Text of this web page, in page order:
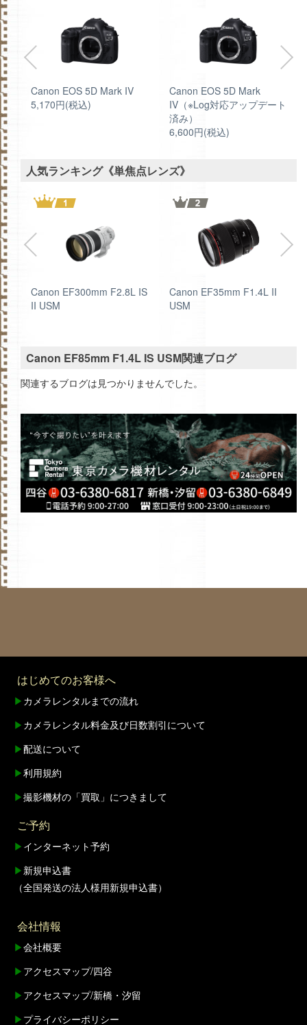
Canon EOS 5D Mark IV
5,170円(税込)
Canon EOS 5D Mark
IV（※Log対応アップデート
済み）
6,600円(税込)
人気ランキング《単焦点レンズ》
Canon EF300mm F2.8L IS
II USM
Canon EF35mm F1.4L II
USM
Canon EF85mm F1.4L IS USM関連ブログ
関連するブログは見つかりませんでした。
はじめてのお客様へ
▶ カメラレンタルまでの流れ
▶ カメラレンタル料金及び日数割引について
▶配送について
▶利用規約
▶撮影機材の「買取」につきまして
ご予約
▶ インターネット予約
▶ 新規申込書
（全国発送の法人様用新規申込書）
会社情報
▶会社概要
▶ アクセスマップ/四谷
▶ アクセスマップ/新橋・汐留
▶ プライバシーポリシー